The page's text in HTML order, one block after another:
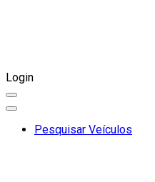
Login
Pesquisar Veículos